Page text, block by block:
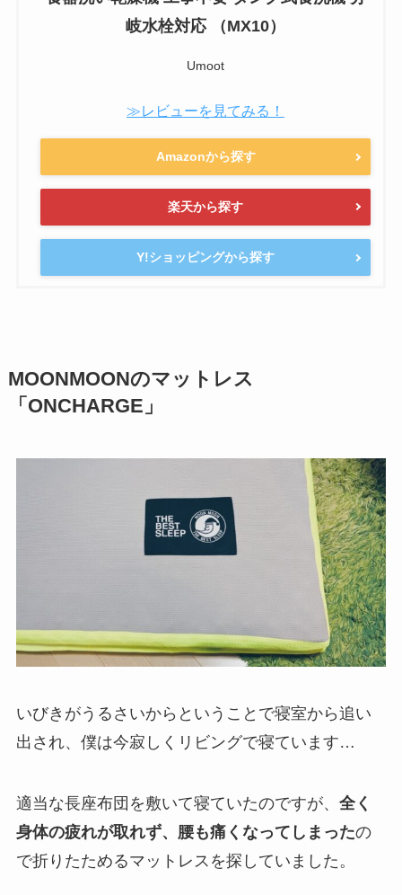
岐水栓対応 （MX10）
Umoot
≫レビューを見てみる！
Amazonから探す
楽天から探す
Y!ショッピングから探す
MOONMOONのマットレス
「ONCHARGE」
いびきがうるさいからということで寝室から追い
出され、僕は今寂しくリビングで寝ています…
適当な長座布団を敷いて寝ていたのですが、 全く
身体の疲れが取れず、腰も痛くなってしまったの
で折りたためるマットレスを探していました。